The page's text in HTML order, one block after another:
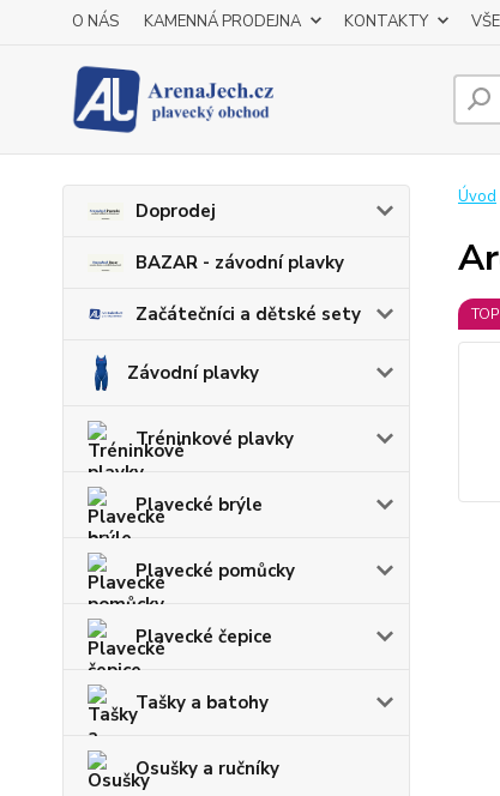
O NÁS KAMENNÁ PRODEJNA KONTAKTY
Doprodej
BAZAR - závodní plavky
Začátečníci a dětské sety
Závodní plavky
Tréninkové plavky
Plavecké brýle
Plavecké pomůcky
Plavecké čepice
Tašky a batohy
Osušky a ručníky
Úvod